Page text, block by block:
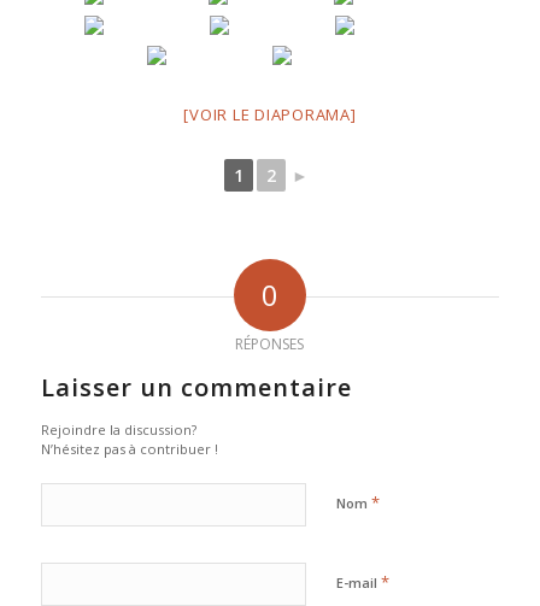
[VOIR LE DIAPORAMA]
1 2 ►
0
RÉPONSES
Laisser un commentaire
Rejoindre la discussion?
N’hésitez pas à contribuer !
Nom *
E-mail *